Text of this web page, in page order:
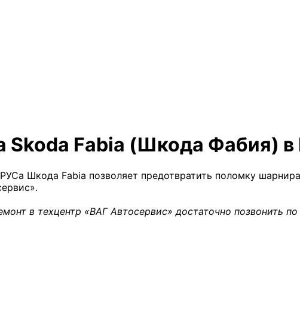
Skoda Fabia (Шкода Фабия)
Шкода Fabia позволяет предотвратить поломку
в техцентр «ВАГ Автосервис» достаточно позвонить